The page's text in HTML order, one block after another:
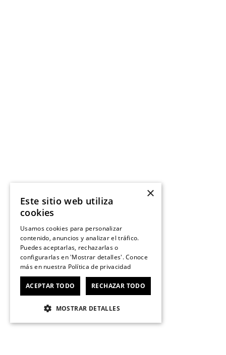
×
Este sitio web utiliza
cookies
Usamos cookies para personalizar
contenido, anuncios y analizar el tráfico.
Puedes aceptarlas, rechazarlas o
configurarlas en 'Mostrar detalles'. Conoce
más en nuestra Política de privacidad
ACEPTAR TODO RECHAZAR TODO
MOSTRAR DETALLES